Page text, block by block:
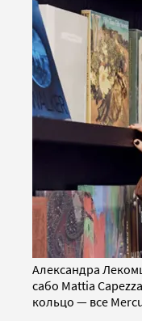
Александра
сабо Mattia
кольцо — все